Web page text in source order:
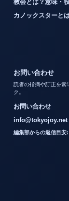
教会とは？意味・
カノックスターと
お問い合わせ
読者の指摘や訂正を素
ク。
お問い合わせ
info@tokyojoy.net
編集部からの返信目安: